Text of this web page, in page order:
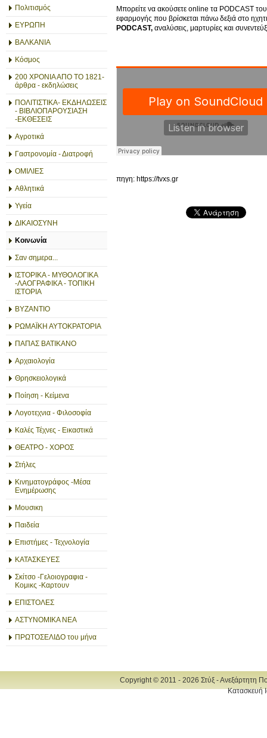
Πολιτισμός
ΕΥΡΩΠΗ
ΒΑΛΚΑΝΙΑ
Κόσμος
200 ΧΡΟΝΙΑ ΑΠΟ ΤΟ 1821-
άρθρα - εκδηλώσεις
ΠΟΛΙΤΙΣΤΙΚΑ- ΕΚΔΗΛΩΣΕΙΣ
- ΒΙΒΛΙΟΠΑΡΟΥΣΙΑΣΗ
-ΕΚΘΕΣΕΙΣ
Αγροτικά
Γαστρονομία - Διατροφή
ΟΜΙΛΙΕΣ
Αθλητικά
Υγεία
ΔΙΚΑΙΟΣΥΝΗ
Κοινωνία
Σαν σημερα...
ΙΣΤΟΡΙΚΑ - ΜΥΘΟΛΟΓΙΚΑ
-ΛΑΟΓΡΑΦΙΚΑ - ΤΟΠΙΚΗ
ΙΣΤΟΡΙΑ
ΒΥΖΑΝΤΙΟ
ΡΩΜΑΪΚΗ ΑΥΤΟΚΡΑΤΟΡΙΑ
ΠΑΠΑΣ ΒΑΤΙΚΑΝΟ
Αρχαιολογία
Θρησκειολογικά
Ποίηση - Κείμενα
Λογοτεχνια - Φιλοσοφία
Καλές Τέχνες - Εικαστικά
ΘΕΑΤΡΟ - ΧΟΡΟΣ
Στήλες
Κινηματογράφος -Μέσα
Ενημέρωσης
Μουσικη
Παιδεία
Επιστήμες - Τεχνολογία
ΚΑΤΑΣΚΕΥΕΣ
Σκίτσο -Γελοιογραφια -
Κομικς -Καρτουν
ΕΠΙΣΤΟΛΕΣ
ΑΣΤΥΝΟΜΙΚΑ ΝΕΑ
ΠΡΩΤΟΣΕΛΙΔΟ του μήνα
Μπορείτε να ακούσετε online τα PODCAST
εφαρμογής που βρίσκεται πάνω δεξιά στο
PODCAST, αναλύσεις, μαρτυρίες και
πηγη: https://tvxs.gr
Copyright © 2011 - 2026 Στύξ - Ανεξάρτητη
Κατασκευή